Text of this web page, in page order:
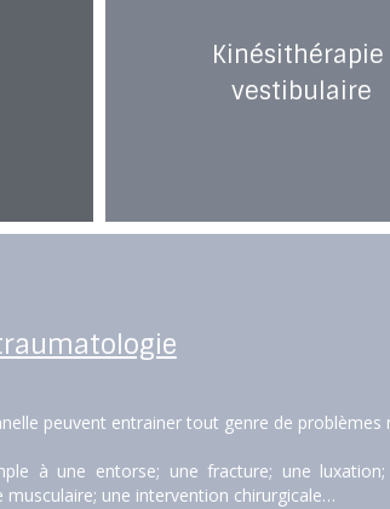
Kinésithérapie
vestibulaire
peuvent entrainer tout genre de problèmes
à une entorse; une fracture; une
une intervention chirurgicale…